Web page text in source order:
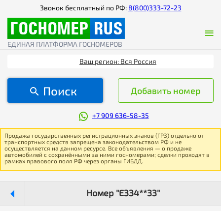
Звонок бесплатный по РФ: 8(800)333-72-23
ЕДИНАЯ ПЛАТФОРМА ГОСНОМЕРОВ
Ваш регион: Вся Россия
Поиск Добавить номер
+7 909 636-58-35
Продажа государственных регистрационных знаков (ГРЗ) отдельно от
транспортных средств запрещена законодательством РФ и не
осуществляется на данном ресурсе. Все объявления — о продаже
автомобилей с сохранёнными за ними госномерами; сделки проходят в
рамках правового поля РФ через органы ГИБДД.
Номер "Е334**33"